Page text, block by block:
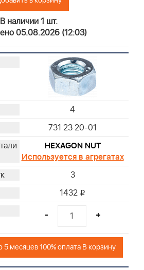
В наличии 1 шт.
05.08.2026 (12:03)
4
731 23 20-01
HEXAGON NUT
Используется в агрегатах
3
1432 i
- +
5 месяцев 100% оплата В корзину